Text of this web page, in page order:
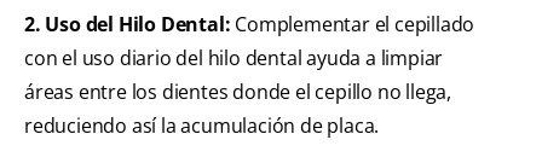
2. Uso del Hilo Dental: Complementar el cepillado
con el uso diario del hilo dental ayuda a limpiar
áreas entre los dientes donde el cepillo no llega,
reduciendo así la acumulación de placa.